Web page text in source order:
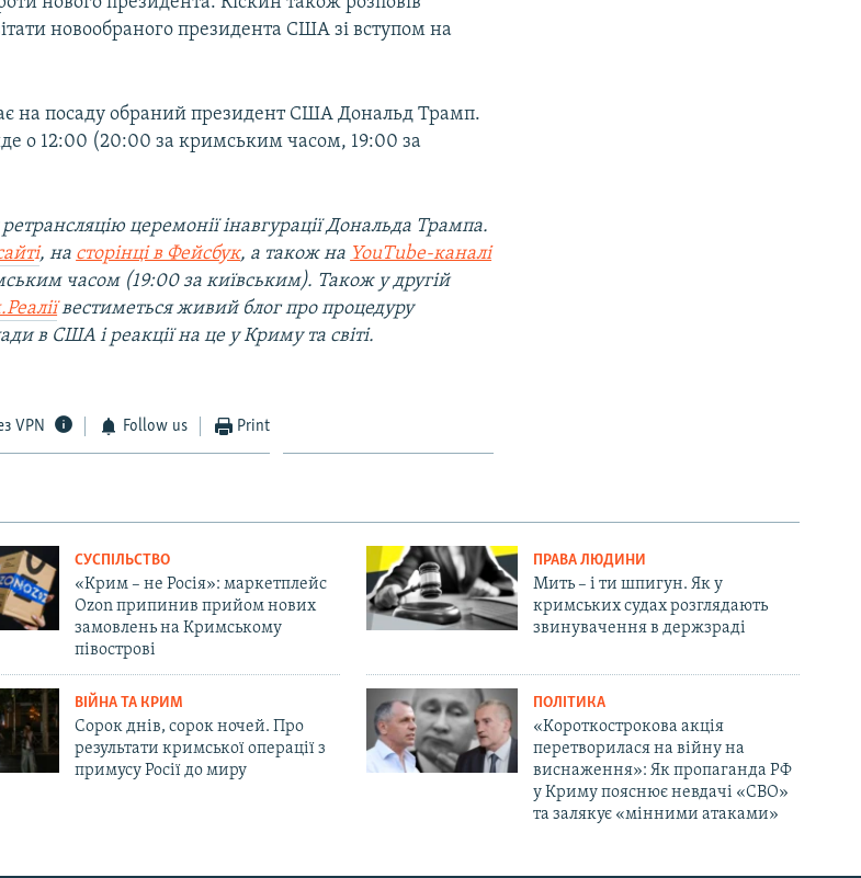
новообраного президента США зі вступом на
на посаду обраний президент США Дональд Трамп.
о 12:00 (20:00 за кримським часом, 19:00 за
церемонії інавгурації Дональда Трампа.
і, на сторінці в Фейсбук, а також на YouTube-каналі
часом (19:00 за київським). Також у другій
вестиметься живий блог про процедуру
в США і реакції на це у Криму та світі.
VPN Follow us Print
СУСПІЛЬСТВО
«Крим – не Росія»: маркетплейс
Ozon припинив прийом нових
замовлень на Кримському
півострові
ПРАВА ЛЮДИНИ
Мить – і ти шпигун. Як у
кримських судах розглядають
звинувачення в держзраді
ВІЙНА ТА КРИМ
Сорок днів, сорок ночей. Про
результати кримської операції з
примусу Росії до миру
ПОЛІТИКА
«Короткострокова акція
перетворилася на війну на
виснаження»: Як пропаганда РФ
у Криму пояснює невдачі «СВО»
та залякує «мінними атаками»